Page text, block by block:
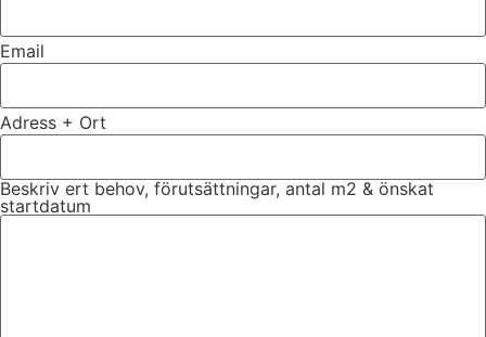
Email
Adress + Ort
Beskriv ert behov, förutsättningar, antal m2 & önskat
startdatum